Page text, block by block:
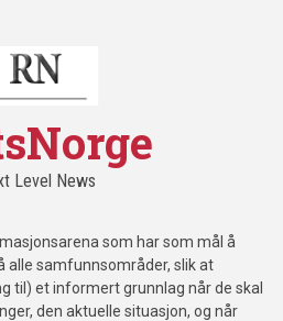
Level News
som har som mål å
alle samfunnsområder, slik at
til) et informert grunnlag når de skal
den aktuelle situasjon, og når